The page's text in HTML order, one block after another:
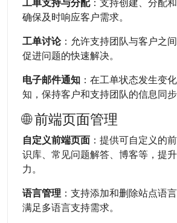
工单支持与分配：支持创建、分配
确保及时响应客户需求。
工单讨论：允许支持团队与客户之
促进问题的快速解决。
电子邮件通知 ：在工单状态发生变
知，保持客户和支持团队的信息同步
🌐 前端页面管理
自定义前端页面 ：提供可自定义的
识库、常见问题解答、博客等，提
力。
语言管理 ：支持添加和删除站点语
满足多语言支持需求。